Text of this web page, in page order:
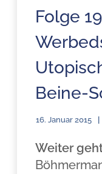
Folge
Beine-
16. Januar 2015
Weiter